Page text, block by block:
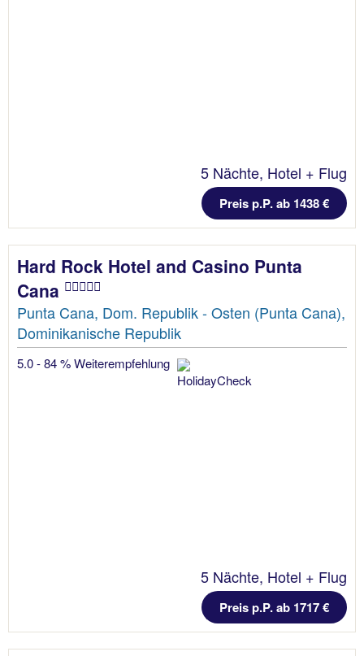
5 Nächte, Hotel + Flug
Preis p.P. ab 1438 €
Hard Rock Hotel and Casino Punta
Cana
Punta Cana, Dom. Republik - Osten (Punta Cana),
Dominikanische Republik
5.0 - 84 % Weiterempfehlung
5 Nächte, Hotel + Flug
Preis p.P. ab 1717 €